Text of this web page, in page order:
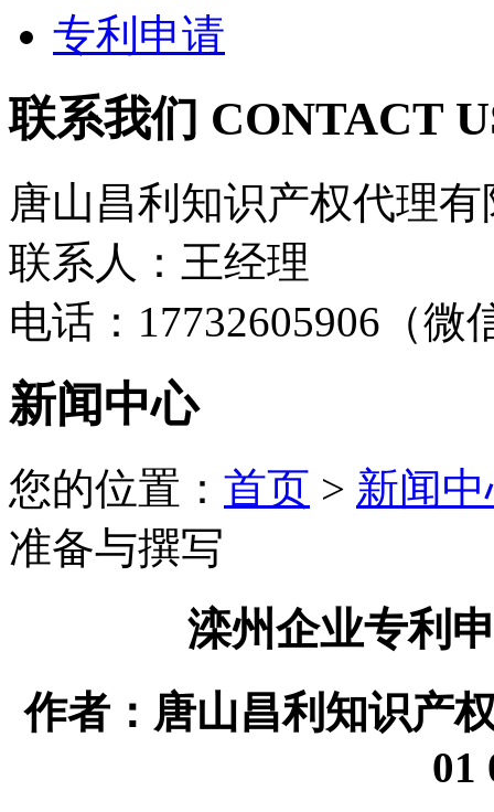
专利申请
联系我们 CONTACT
唐山昌利知识产权代理
联系人：王经理
电话：17732605906（微
新闻中心
您的位置： 首页 > 新闻
准备与撰写
滦州企业专利
作者：唐山昌利知识产
01